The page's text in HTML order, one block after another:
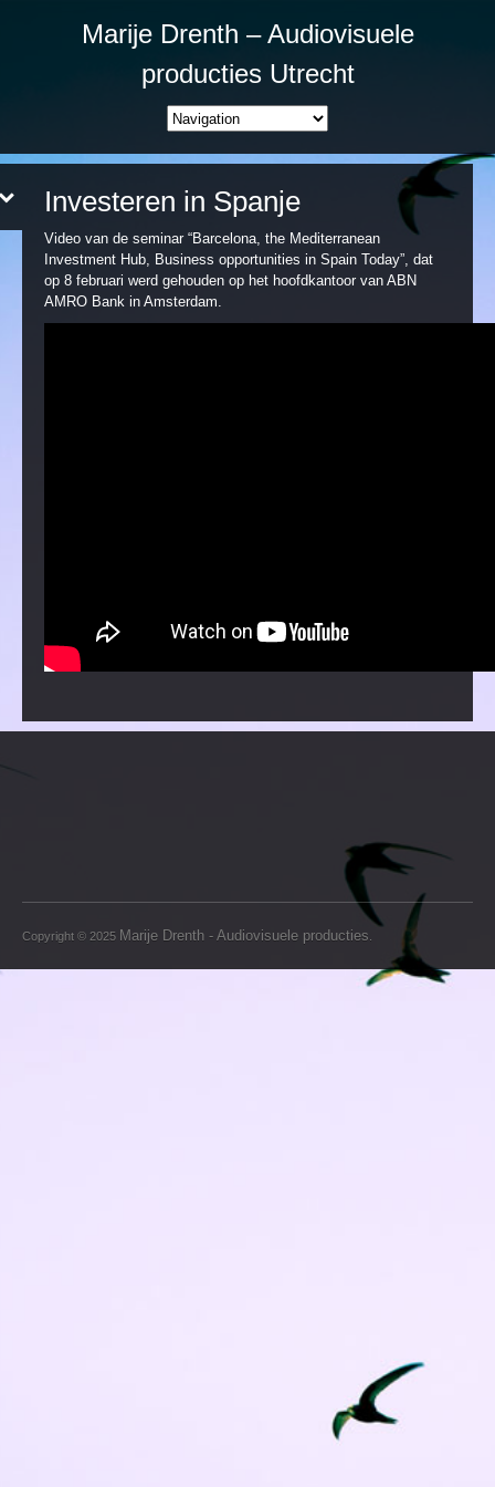
Marije Drenth – Audiovisuele
producties Utrecht
Investeren in Spanje
Video van de seminar “Barcelona, the Mediterranean
Investment Hub, Business opportunities in Spain Today”, dat
op 8 februari werd gehouden op het hoofdkantoor van ABN
AMRO Bank in Amsterdam.
Copyright © 2025 Marije Drenth - Audiovisuele producties